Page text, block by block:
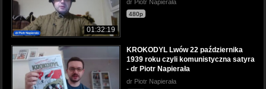
01:32:19
dr Piotr Napierała
480p
KROKODYL Lwów 22 października
1939 roku czyli komunistyczna satyra
- dr Piotr Napierała
dr Piotr Napierała